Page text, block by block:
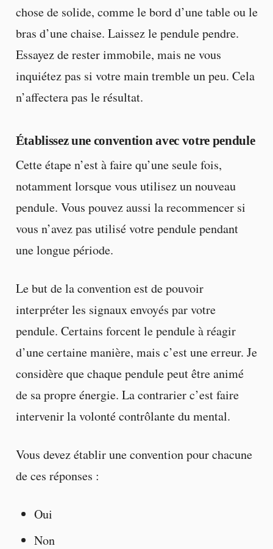
chose de solide, comme le bord d’une table ou le
bras d’une chaise. Laissez le pendule pendre.
Essayez de rester immobile, mais ne vous
inquiétez pas si votre main tremble un peu. Cela
n’affectera pas le résultat.
Établissez une convention avec votre pendule
Cette étape n’est à faire qu’une seule fois,
notamment lorsque vous utilisez un nouveau
pendule. Vous pouvez aussi la recommencer si
vous n’avez pas utilisé votre pendule pendant
une longue période.
Le but de la convention est de pouvoir
interpréter les signaux envoyés par votre
pendule. Certains forcent le pendule à réagir
d’une certaine manière, mais c’est une erreur. Je
considère que chaque pendule peut être animé
de sa propre énergie. La contrarier c’est faire
intervenir la volonté contrôlante du mental.
Vous devez établir une convention pour chacune
de ces réponses :
Oui
Non